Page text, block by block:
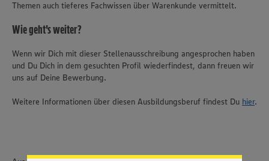
Wir setzen Cookies und andere Technologien ein, um Ihnen
Cookies und anderer Technologien ist freiwillig und kann
Themen auch tieferes Fachwissen über Warenkunde vermittelt.
Wie geht's weiter?
Wenn wir Dich mit dieser Stellenausschreibung angesprochen haben
und Du Dich in dem gesuchten Profil wiederfindest, dann freuen wir
uns auf Deine Bewerbung.
Weitere Informationen über diesen Ausbildungsberuf findest Du hier.